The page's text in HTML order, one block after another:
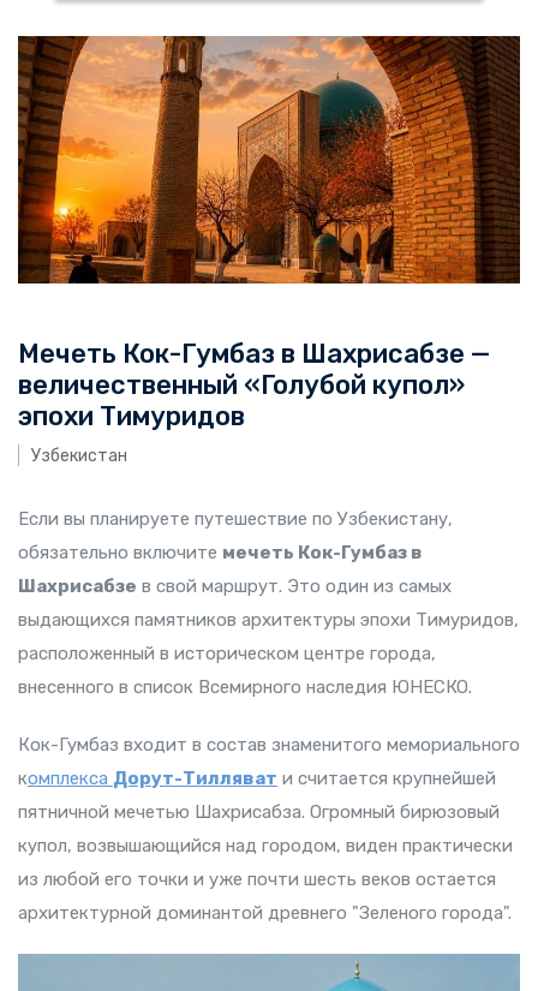
Мечеть Кок-Гумбаз в Шахрисабзе —
величественный «Голубой купол»
эпохи Тимуридов
Узбекистан
Если вы планируете путешествие по Узбекистану,
обязательно включите мечеть Кок-Гумбаз в
Шахрисабзе в свой маршрут. Это один из самых
выдающихся памятников архитектуры эпохи Тимуридов,
расположенный в историческом центре города,
внесенного в список Всемирного наследия ЮНЕСКО.
Кок-Гумбаз входит в состав знаменитого мемориального
комплекса Дорут-Тилляват и считается крупнейшей
пятничной мечетью Шахрисабза. Огромный бирюзовый
купол, возвышающийся над городом, виден практически
из любой его точки и уже почти шесть веков остается
архитектурной доминантой древнего "Зеленого города".